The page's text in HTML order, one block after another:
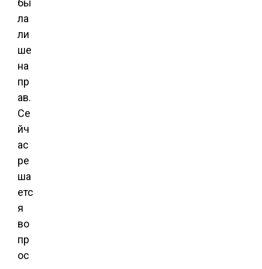
бы
ла
ли
ше
на
пр
ав.
Се
йч
ас
ре
ша
етс
я
во
пр
ос